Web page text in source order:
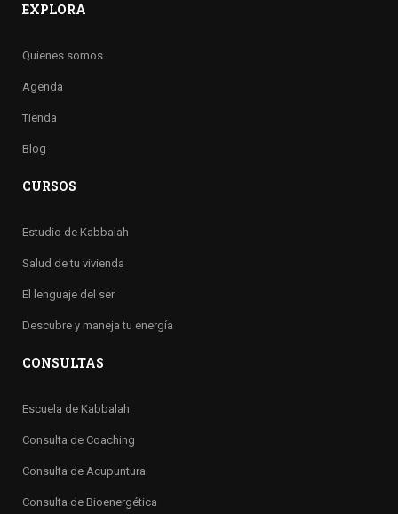
EXPLORA
Quienes somos
Agenda
Tienda
Blog
CURSOS
Estudio de Kabbalah
Salud de tu vivienda
El lenguaje del ser
Descubre y maneja tu energía
CONSULTAS
Escuela de Kabbalah
Consulta de Coaching
Consulta de Acupuntura
Consulta de Bioenergética